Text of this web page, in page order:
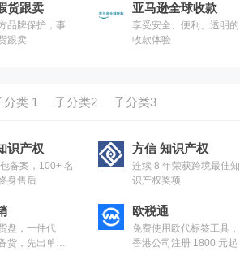
货跟卖
品牌保护，事
跟卖
亚马逊全球收款
享受安全、便利、透明的
收款体验
分类 1 子分类2 子分类3
识产权
备案，100+ 名
身售后
方信 知识产权
连续 8 年荣获跨境最佳知
识产权奖项
盘，一件代
货，先出单后
欧税通
免费使用欧代标签工具，
香港公司注册 1800 元起